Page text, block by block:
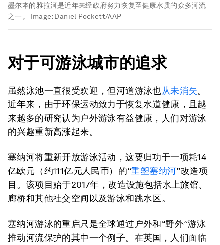
墨尔本的雅拉河是近年来经政府努力恢复至健康水质的众多河流
之一。
Image: Daniel Pockett/AAP
对于可游泳城市的追求
虽然泳池一直很受欢迎，但河道游泳也从未消失。
近年来，由于环保运动致力于恢复水道健康，且越
来越多的研究认为户外游泳有益健康，人们对游泳
的兴趣重新高涨起来。
塞纳河将重新开放游泳活动，这要归功于一项耗14
亿欧元（约111亿元人民币）的“重塑塞纳河”改造项
目。该项目始于2017年，改造设施包括水上旅馆、
廊桥和其他社交空间以及游泳和跳水区。
塞纳河游泳的重启只是全球通过户外和“野外”游泳
推动河流保护的其中一个例子。在英国，人们面临